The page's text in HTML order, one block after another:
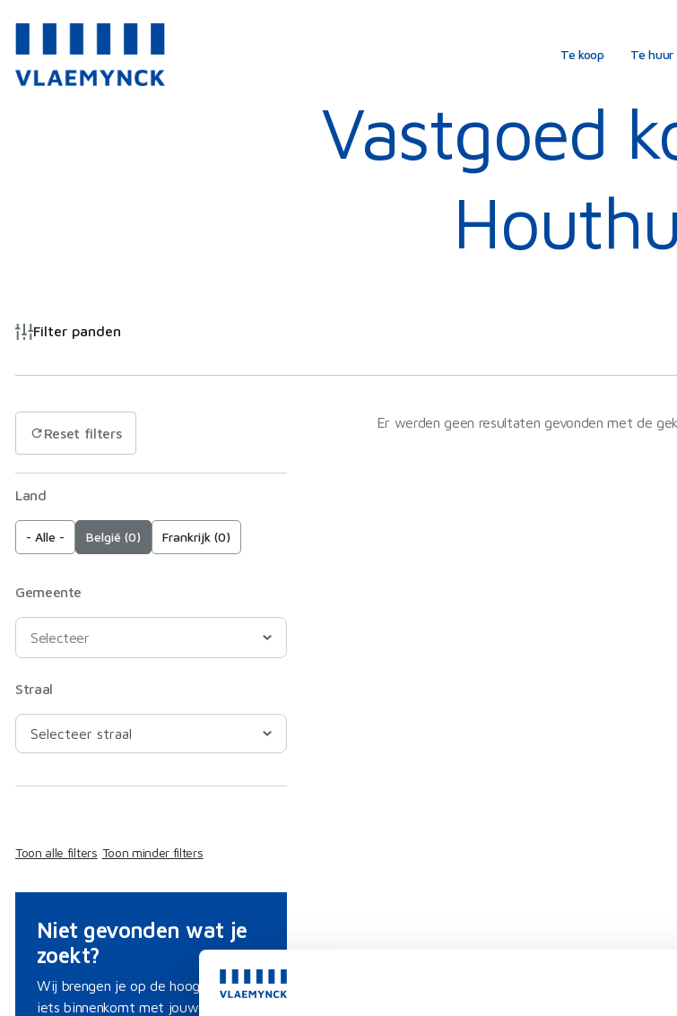
Te koop Te huur
Vastgoed
Filter panden
Reset filters
Land
- Alle - België (0) Frankrijk (0)
Gemeente
Straal
Toon alle filters Toon minder filters
Niet gevonden wat je
zoekt?
Wij brengen je op de hoogte als er
iets binnenkomt met jouw criteria.
Er werden geen resultaten gevonden met de